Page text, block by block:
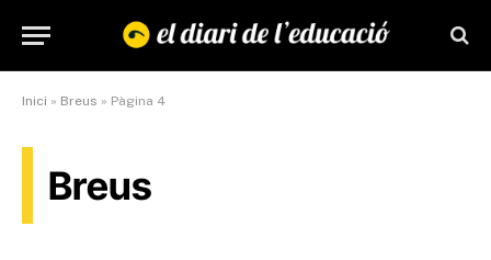
Inici » Breus » Pàgina 4
Breus